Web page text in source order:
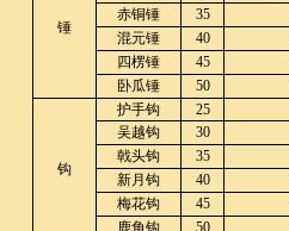
锤
赤铜锤
35
混元锤
40
四楞锤
45
卧瓜锤
50
钩
护手钩 25
吴越钩
30
戟头钩
35
新月钩
40
梅花钩
45
鹿角钩
50